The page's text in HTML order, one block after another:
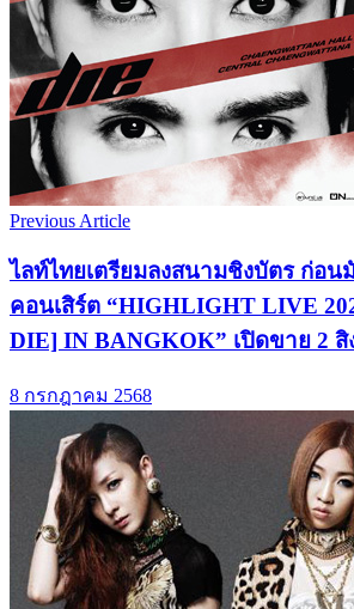
Previous Article
ไลท์ไทยเตรียมลงสนามชิงบัตร ก่อน
คอนเสิร์ต “HIGHLIGHT LIVE
DIE] IN BANGKOK” เปิดขาย 2
8 กรกฎาคม 2568